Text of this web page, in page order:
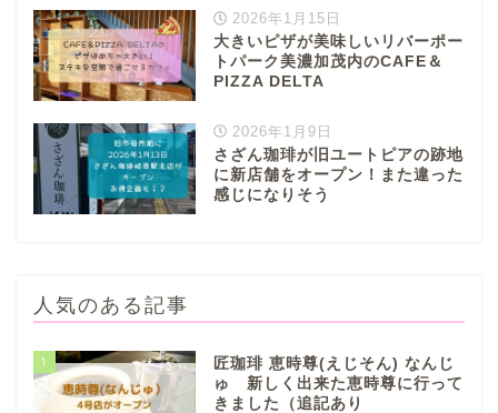
2026年1月15日
大きいピザが美味しいリバーポー
トパーク美濃加茂内のCAFE＆
PIZZA DELTA
2026年1月9日
さざん珈琲が旧ユートピアの跡地
に新店舗をオープン！また違った
感じになりそう
人気のある記事
1
匠珈琲 恵時尊(えじそん) なんじ
ゅ 新しく出来た恵時尊に行って
きました（追記あり